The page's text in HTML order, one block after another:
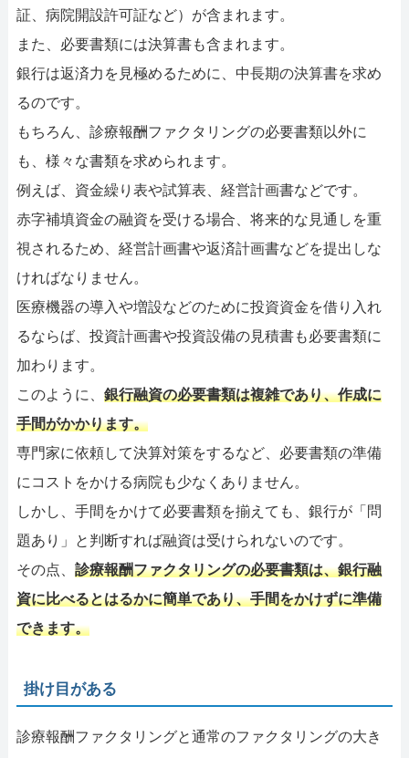
証、病院開設許可証など）が含まれます。
また、必要書類には決算書も含まれます。
銀行は返済力を見極めるために、中長期の決算書を求め
るのです。
もちろん、診療報酬ファクタリングの必要書類以外に
も、様々な書類を求められます。
例えば、資金繰り表や試算表、経営計画書などです。
赤字補填資金の融資を受ける場合、将来的な見通しを重
視されるため、経営計画書や返済計画書などを提出しな
ければなりません。
医療機器の導入や増設などのために投資資金を借り入れ
るならば、投資計画書や投資設備の見積書も必要書類に
加わります。
このように、 銀行融資の必要書類は複雑であり、作成に
手間がかかります。
専門家に依頼して決算対策をするなど、必要書類の準備
にコストをかける病院も少なくありません。
しかし、手間をかけて必要書類を揃えても、銀行が「問
題あり」と判断すれば融資は受けられないのです。
その点、 診療報酬ファクタリングの必要書類は、銀行融
資に比べるとはるかに簡単であり、手間をかけずに準備
できます。
掛け目がある
診療報酬ファクタリングと通常のファクタリングの大き